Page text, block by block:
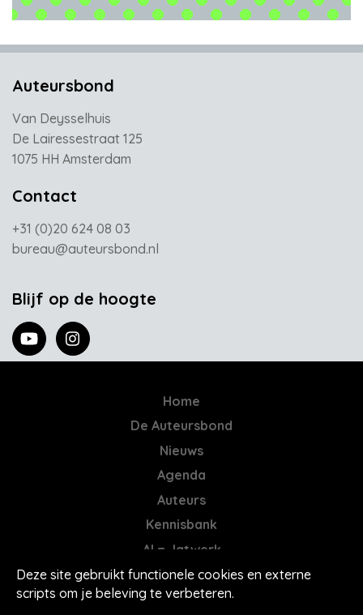
Deze site gebruikt functionele cookies en externe
scripts om je beleving te verbeteren.
Auteursbond
Van Deysselhuis
De Lairessestraat 125
1075 HH Amsterdam
Contact
+31 (0)20 624 08 03
bureau@auteursbond.nl
Blijf op de hoogte
Home
De Auteursbond
Nieuws
Agenda
Auteurs
Kennisbank
AI = Jatwerk
Contact
Mores